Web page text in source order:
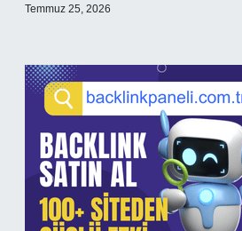
Temmuz 25, 2026